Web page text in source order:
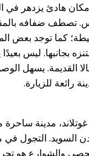
هادئ يزدهر في
تصطف ضفافه
كما توجد بعض
بجانبها. ليس
القديمة. يسهل
رائعة للزيارة.
مدينة ساحرة
التجول في
والشوارع هو